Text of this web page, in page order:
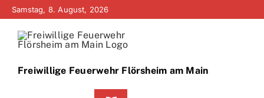
Zum
springen
Samstag, 8. August, 2026
Freiwillige Feuerwehr Flörsheim am Main